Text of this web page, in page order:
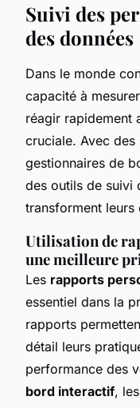
Suivi des
des données
Dans le monde
capacité à mesurer
réagir rapidement
cruciale. Avec
gestionnaires de
des outils de suivi
transforment leurs
Utilisation de
une meilleure
Les rapports
essentiel dans la
rapports
détail leurs
performance des
bord interactif,